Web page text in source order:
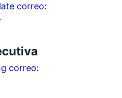
correo:
correo: